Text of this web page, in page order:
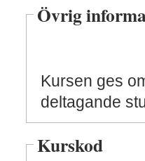
Övrig
Kursen ges
deltagande
Kurskod